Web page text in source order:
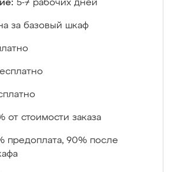
5-7 рабочих дней
за базовый шкаф
от стоимости заказа
предоплата, 90% после